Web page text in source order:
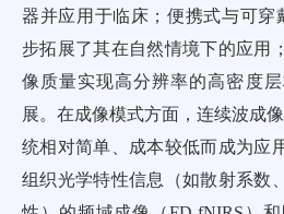
器并应用于临床；便携式与可穿
步拓展了其在自然情境下的应用
像质量实现高分辨率的高密度
展。在成像模式方面，连续波成
统相对简单、成本较低而成为应
组织光学特性信息（如散射系数